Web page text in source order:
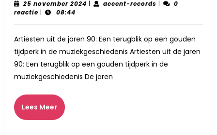
uit
jaren
90:
Een
muzikale
25 november 2024 25
| accent-records accent-
|
0
reactie | 08:44
Artiesten uit de jaren 90: Een terugblik op een gouden
tijdperk in de muziekgeschiedenis Artiesten uit de jaren
90: Een terugblik op een gouden tijdperk in de
muziekgeschiedenis De jaren
Lees MeerLees
Meer